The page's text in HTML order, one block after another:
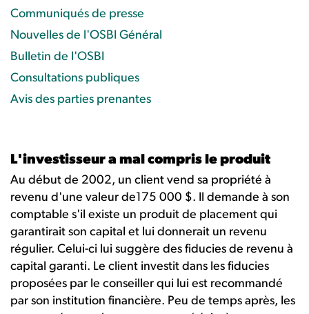
L'investisseur a mal compris le produit
Au début de 2002, un client vend sa propriété à
revenu d'une valeur de175 000 $. Il demande à son
comptable s'il existe un produit de placement qui
garantirait son capital et lui donnerait un revenu
régulier. Celui-ci lui suggère des fiducies de revenu à
capital garanti. Le client investit dans les fiducies
proposées par le conseiller qui lui est recommandé
par son institution financière. Peu de temps après, les
Communiqués de presse
Nouvelles de l'OSBI Général
Bulletin de l'OSBI
Consultations publiques
Avis des parties prenantes